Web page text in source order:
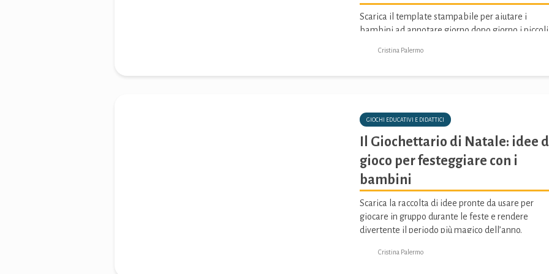
Scarica il template stampabile per aiutare i
bambini ad annotare giorno dopo giorno i piccoli
Cristina Palermo
GIOCHI EDUCATIVI E DIDATTICI
Il Giochettario di Natale: idee
gioco per festeggiare con i
bambini
Scarica la raccolta di idee pronte da usare per
giocare in gruppo durante le feste e rendere
divertente il periodo più magico dell’anno.
Cristina Palermo